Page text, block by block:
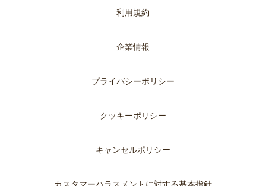
利用規約
企業情報
プライバシーポリシー
クッキーポリシー
キャンセルポリシー